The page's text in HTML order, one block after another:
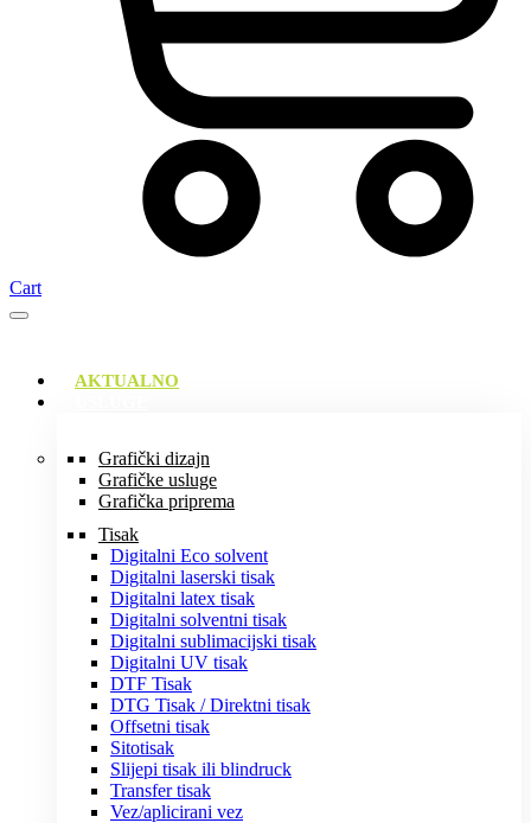
Cart
AKTUALNO
Grafički dizajn
Grafičke usluge
Grafička priprema
Tisak
Digitalni Eco solvent
Digitalni laserski tisak
Digitalni latex tisak
Digitalni solventni tisak
Digitalni sublimacijski tisak
Digitalni UV tisak
DTF Tisak
DTG Tisak / Direktni tisak
Offsetni tisak
Sitotisak
Slijepi tisak ili blindruck
Transfer tisak
Vez/aplicirani vez